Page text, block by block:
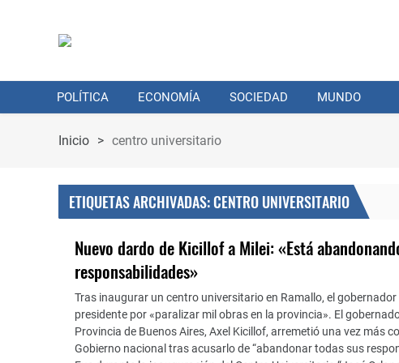
POLÍTICA ECONOMÍA SOCIEDAD MUNDO
Inicio > centro universitario
ETIQUETAS ARCHIVADAS: CENTRO UNIVERSITARIO
Nuevo dardo de Kicillof a Milei: «Está
responsabilidades»
Tras inaugurar un centro universitario en Ramallo, el gobernador
presidente por «paralizar mil obras en la provincia». El
Provincia de Buenos Aires, Axel Kicillof, arremetió una vez más
Gobierno nacional tras acusarlo de “abandonar todas sus